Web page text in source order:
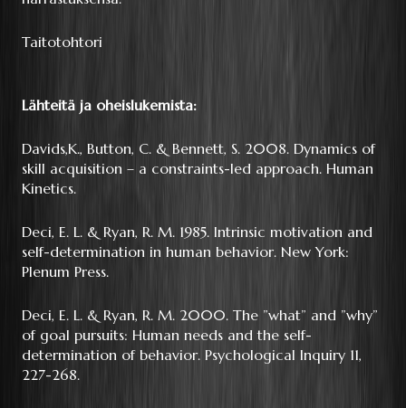
Taitotohtori
Lähteitä ja oheislukemista:
Davids,K., Button, C. & Bennett, S. 2008. Dynamics of
skill acquisition – a constraints-led approach. Human
Kinetics.
Deci, E. L. & Ryan, R. M. 1985. Intrinsic motivation and
self-determination in human behavior. New York:
Plenum Press.
Deci, E. L. & Ryan, R. M. 2000. The ”what” and ”why”
of goal pursuits: Human needs and the self-
determination of behavior. Psychological Inquiry 11,
227-268.